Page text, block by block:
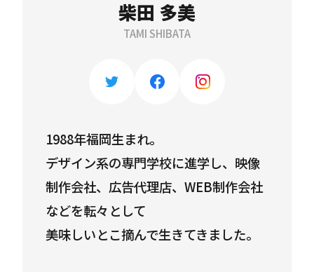
柴田 多美
TAMI SHIBATA
1988年福岡生まれ。
デザイン系の専門学校に進学し、映像
制作会社、広告代理店、WEB制作会社
などを転々として
美味しいとこ摘んで生きてきました。